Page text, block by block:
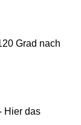
Grad nach
Hier das